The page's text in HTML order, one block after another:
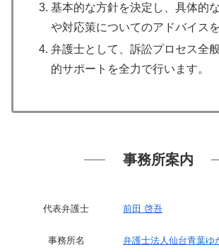
基本的な方針を決定し、具体的
や対応策についてのアドバイス
弁護士として、訴訟プロセス全
的サポートを全力で行います。
事務所案内
代表弁護士 前田 啓吾
事務所名 弁護士法人仙台青葉ゆ